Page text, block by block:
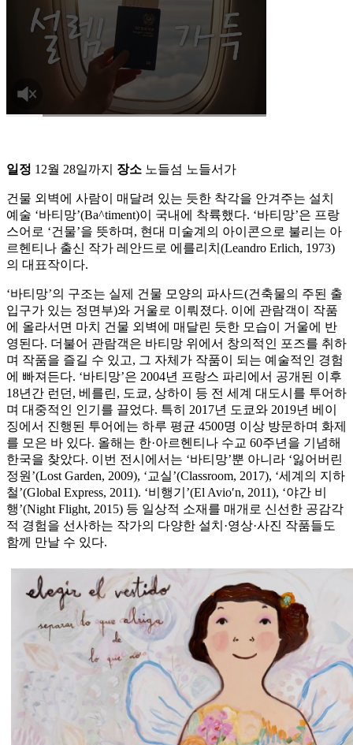
일정 12월 28일까지 장소 노들섬 노들서가
건물 외벽에 사람이 매달려 있는 듯한 착각을 안겨주는 설치
예술 ‘바티망’(Ba^timent)이 국내에 착륙했다. ‘바티망’은 프랑
스어로 ‘건물’을 뜻하며, 현대 미술계의 아이콘으로 불리는 아
르헨티나 출신 작가 레안드로 에를리치(Leandro Erlich, 1973)
의 대표작이다.
‘바티망’의 구조는 실제 건물 모양의 파사드(건축물의 주된 출
입구가 있는 정면부)와 거울로 이뤄졌다. 이에 관람객이 작품
에 올라서면 마치 건물 외벽에 매달린 듯한 모습이 거울에 반
영된다. 더불어 관람객은 바티망 위에서 창의적인 포즈를 취하
며 작품을 즐길 수 있고, 그 자체가 작품이 되는 예술적인 경험
에 빠져든다. ‘바티망’은 2004년 프랑스 파리에서 공개된 이후
18년간 런던, 베를린, 도쿄, 상하이 등 전 세계 대도시를 투어하
며 대중적인 인기를 끌었다. 특히 2017년 도쿄와 2019년 베이
징에서 진행된 투어에는 하루 평균 4500명 이상 방문하며 화제
를 모은 바 있다. 올해는 한·아르헨티나 수교 60주년을 기념해
한국을 찾았다. 이번 전시에서는 ‘바티망’뿐 아니라 ‘잃어버린
정원’(Lost Garden, 2009), ‘교실’(Classroom, 2017), ‘세계의 지하
철’(Global Express, 2011). ‘비행기’(El Avio′n, 2011), ‘야간 비
행’(Night Flight, 2015) 등 일상적 소재를 매개로 신선한 공감각
적 경험을 선사하는 작가의 다양한 설치·영상·사진 작품들도
함께 만날 수 있다.